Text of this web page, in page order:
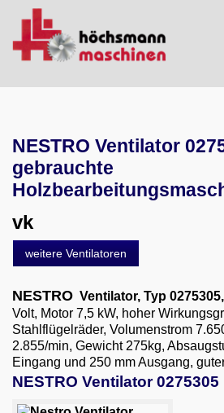
aktuelle Neuzugänge
Absauganlagen
Absaugung mit
Reinluft-Absauganlagen
Schleifstaubabsaugtische
Schweißrauchabsauganlagen
Ventilatoren und Zubehör
NESTRO Ventilator
gebrauchte
vk
weitere Ventilatoren
NESTRO Ventilator, Typ 0275305,
Volt, Motor 7,5 kW, hoher
Stahlflügelräder, Volumenstrom
2.855/min, Gewicht 275kg,
Eingang und 250 mm Ausgang,
NESTRO Ventilator 0275305